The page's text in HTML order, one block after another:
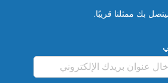
بك ممثلنا قريبًا.